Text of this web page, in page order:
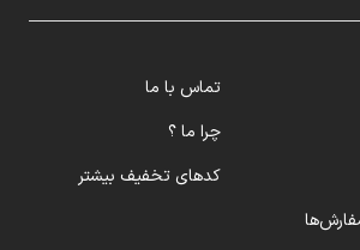
تماس با ما
چرا ما ؟
کدهای تخفیف بیشتر